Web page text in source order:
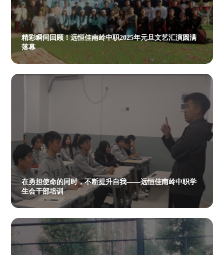
精彩瞬间回顾！远恒佳南岭中职2025年元旦文艺汇演圆满
落幕
在勇担使命的同时，不断提升自我——远恒佳南岭中职学
生会干部培训